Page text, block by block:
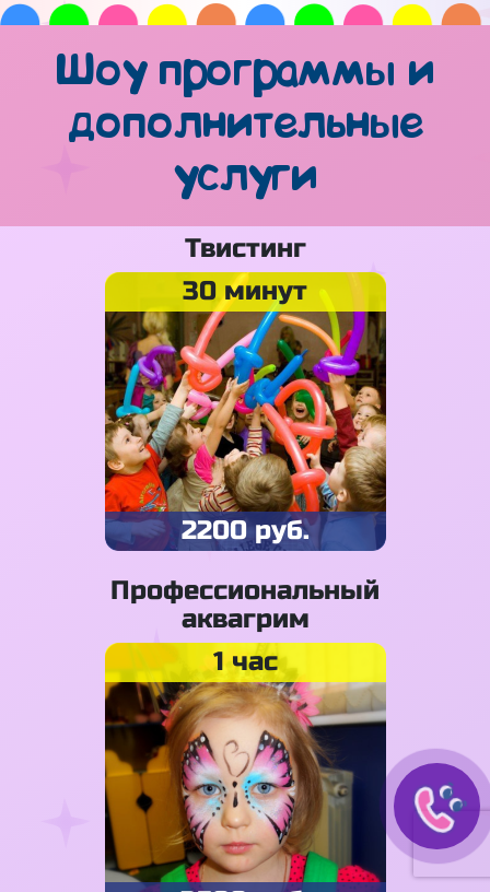
Шоу программы и
дополнительные
услуги
Твистинг
30 минут
2200 руб.
Профессиональный
аквагрим
1 час